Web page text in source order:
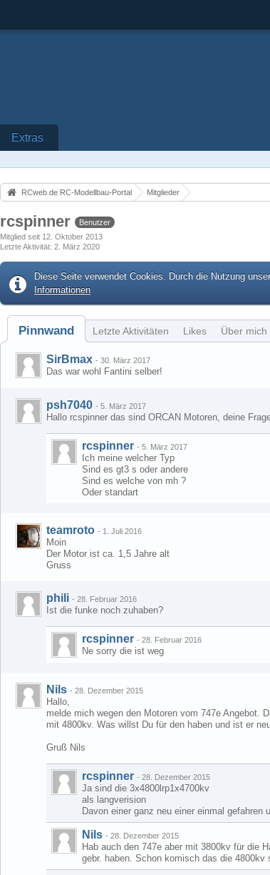
Extras
RCweb.de RC-Modellbau-Portal Mitglieder
rcspinner
Benutzer
Mitglied seit 12. Oktober 2013
Letzte Aktivität 2. März 2020
Diese Seite verwendet Cookies. Durch die Nutzung
Informationen
Pinnwand Letzte Aktivitäten Likes Über mich
SirBmax - 30. März 2017
Das war wohl Fantini selber!
psh7040 - 5. März 2017
Hallo rcspinner das sind ORCAN Motoren, deine
rcspinner - 5. März 2017
Ich meine welcher Typ
Sind es gt3 s oder andere
Sind es welche von mh ?
Oder standart
teamroto - 1. Juli 2016
Moin
Der Motor ist ca. 1,5 Jahre alt
Gruss
phili - 28. Februar 2016
Ist die funke noch zuhaben?
rcspinner - 28. Februar 2016
Ne sorry die ist weg
Nils - 28. Dezember 2015
Hallo,
melde mich wegen den Motoren vom 747e Angebot.
mit 4800kv. Was willst Du für den haben und ist er
Gruß Nils
rcspinner - 28. Dezember 2015
Ja sind die 3x4800lrp1x4700kv
als langverision
Davon einer ganz neu einer einmal gefahren
Nils - 28. Dezember 2015
Hab auch den 747e aber mit 3800kv für die
gebr. haben. Schon komisch das die